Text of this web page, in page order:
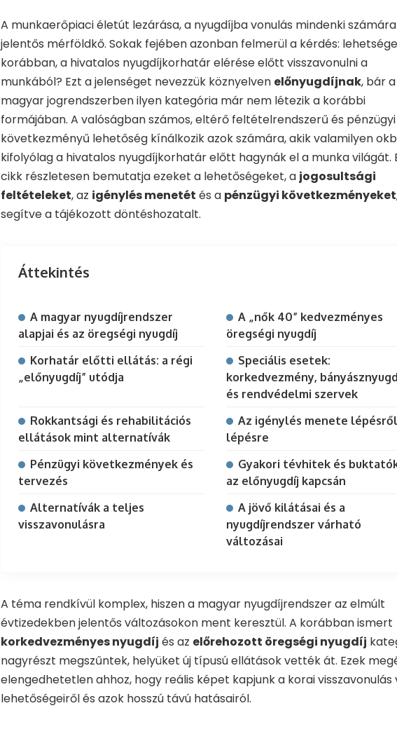
A munkaerőpiaci életút lezárása, a nyugdíjba vonulás mindenki számára
jelentős mérföldkő. Sokak fejében azonban felmerül a kérdés:
korábban, a hivatalos nyugdíjkorhatár elérése előtt visszavonulni a
munkából? Ezt a jelenséget nevezzük köznyelven előnyugdíjnak, bár a
magyar jogrendszerben ilyen kategória már nem létezik a korábbi
formájában. A valóságban számos, eltérő feltételrendszerű és pénzügyi
következményű lehetőség kínálkozik azok számára, akik valamilyen
kifolyólag a hivatalos nyugdíjkorhatár előtt hagynák el a munka világát.
cikk részletesen bemutatja ezeket a lehetőségeket, a jogosultsági
feltételeket, az igénylés menetét és a pénzügyi következményeket
segítve a tájékozott döntéshozatalt.
Áttekintés
A magyar nyugdíjrendszer
alapjai és az öregségi nyugdíj
A „nők 40” kedvezményes
öregségi nyugdíj
Korhatár előtti ellátás: a régi
„előnyugdíj” utódja
Speciális esetek:
korkedvezmény,
és rendvédelmi szervek
Rokkantsági és rehabilitációs
ellátások mint alternatívák
Az igénylés menete lépésről
lépésre
Pénzügyi következmények és
tervezés
Gyakori tévhitek és
az előnyugdíj kapcsán
Alternatívák a teljes
visszavonulásra
A jövő kilátásai és a
nyugdíjrendszer várható
változásai
A téma rendkívül komplex, hiszen a magyar nyugdíjrendszer az elmúlt
évtizedekben jelentős változásokon ment keresztül. A korábban ismert
korkedvezményes nyugdíj és az előrehozott öregségi nyugdíj
nagyrészt megszűntek, helyüket új típusú ellátások vették át. Ezek
elengedhetetlen ahhoz, hogy reális képet kapjunk a korai visszavonulás
lehetőségeiről és azok hosszú távú hatásairól.